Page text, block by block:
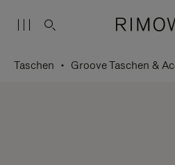
Taschen Groove Taschen &